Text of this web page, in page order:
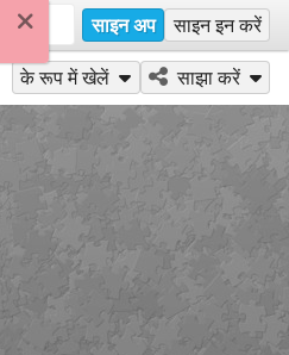
साइन अप साइन इन करें
के रूप में खेलें साझा करें